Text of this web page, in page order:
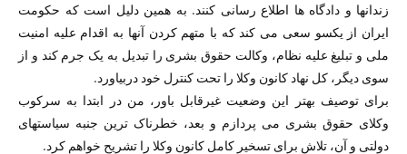
زندانها و دادگاه ها اطلاع رسانی کنند. به همین دلیل است که حکومت
ایران از یکسو سعی می کند که با متهم کردن آنها به اقدام علیه امنیت
ملی و تبلیغ علیه نظام، وکالت حقوق بشری را تبدیل به یک جرم کند و از
سوی دیگر، کل نهاد کانون وکلا را تحت کنترل خود دربیاورد.
برای توصیف بهتر این وضعیت غیرقابل باور، من در ابتدا به سرکوب
وکلای حقوق بشری می پردازم و بعد، خطرناک ترین جنبه سیاستهای
دولتی و آن، تلاش برای تسخیر کامل کانون وکلا را تشریح خواهم کرد.